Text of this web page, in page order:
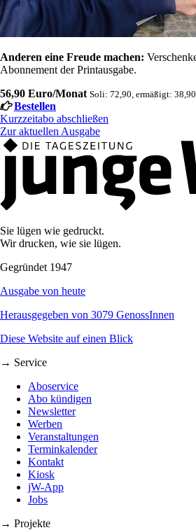
Anderen eine Freude machen:
Abonnement der Printausgabe.
56,90 Euro/Monat Soli: 72,90, ermäßigt: 38,90
Bestellen
Kurzzeitabo abschließen
Zur aktuellen Ausgabe
Sie lügen wie gedruckt.
Wir drucken, wie sie lügen.
Gegründet 1947
Ausgabe von heute
Herausgegeben von 3079 GenossInnen
Diese Website auf einen Blick
→ Service
Aboservice
Abo kündigen
Newsletter
Werben
Veranstaltungen
Terminkalender
Kontakt
Kiosk
jW-App
Jobs
→ Projekte